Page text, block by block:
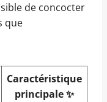
de concocter
que
Caractéristique
principale ✨